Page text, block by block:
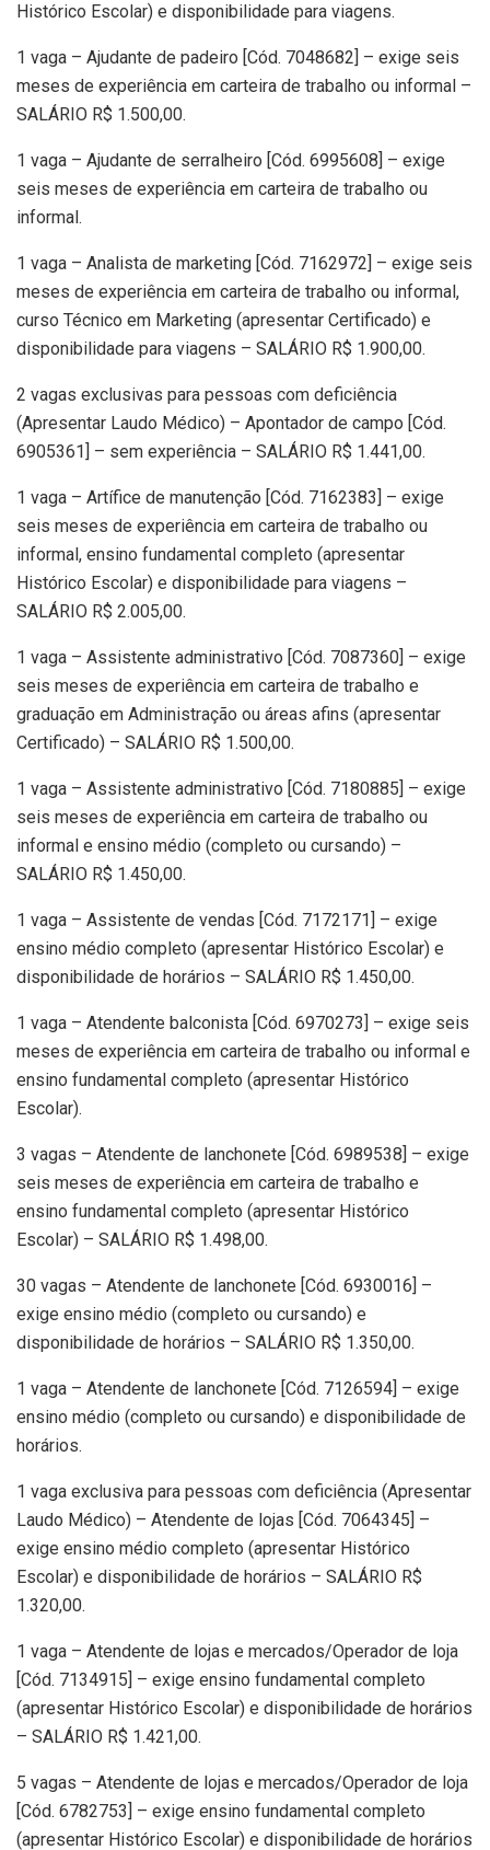
Histórico Escolar) e disponibilidade para viagens.
1 vaga – Ajudante de padeiro [Cód. 7048682] – exige seis
meses de experiência em carteira de trabalho ou informal –
SALÁRIO R$ 1.500,00.
1 vaga – Ajudante de serralheiro [Cód. 6995608] – exige
seis meses de experiência em carteira de trabalho ou
informal.
1 vaga – Analista de marketing [Cód. 7162972] – exige seis
meses de experiência em carteira de trabalho ou informal,
curso Técnico em Marketing (apresentar Certificado) e
disponibilidade para viagens – SALÁRIO R$ 1.900,00.
2 vagas exclusivas para pessoas com deficiência
(Apresentar Laudo Médico) – Apontador de campo [Cód.
6905361] – sem experiência – SALÁRIO R$ 1.441,00.
1 vaga – Artífice de manutenção [Cód. 7162383] – exige
seis meses de experiência em carteira de trabalho ou
informal, ensino fundamental completo (apresentar
Histórico Escolar) e disponibilidade para viagens –
SALÁRIO R$ 2.005,00.
1 vaga – Assistente administrativo [Cód. 7087360] – exige
seis meses de experiência em carteira de trabalho e
graduação em Administração ou áreas afins (apresentar
Certificado) – SALÁRIO R$ 1.500,00.
1 vaga – Assistente administrativo [Cód. 7180885] – exige
seis meses de experiência em carteira de trabalho ou
informal e ensino médio (completo ou cursando) –
SALÁRIO R$ 1.450,00.
1 vaga – Assistente de vendas [Cód. 7172171] – exige
ensino médio completo (apresentar Histórico Escolar) e
disponibilidade de horários – SALÁRIO R$ 1.450,00.
1 vaga – Atendente balconista [Cód. 6970273] – exige seis
meses de experiência em carteira de trabalho ou informal e
ensino fundamental completo (apresentar Histórico
Escolar).
3 vagas – Atendente de lanchonete [Cód. 6989538] – exige
seis meses de experiência em carteira de trabalho e
ensino fundamental completo (apresentar Histórico
Escolar) – SALÁRIO R$ 1.498,00.
30 vagas – Atendente de lanchonete [Cód. 6930016] –
exige ensino médio (completo ou cursando) e
disponibilidade de horários – SALÁRIO R$ 1.350,00.
1 vaga – Atendente de lanchonete [Cód. 7126594] – exige
ensino médio (completo ou cursando) e disponibilidade de
horários.
1 vaga exclusiva para pessoas com deficiência (Apresentar
Laudo Médico) – Atendente de lojas [Cód. 7064345] –
exige ensino médio completo (apresentar Histórico
Escolar) e disponibilidade de horários – SALÁRIO R$
1.320,00.
1 vaga – Atendente de lojas e mercados/Operador de loja
[Cód. 7134915] – exige ensino fundamental completo
(apresentar Histórico Escolar) e disponibilidade de horários
– SALÁRIO R$ 1.421,00.
5 vagas – Atendente de lojas e mercados/Operador de loja
[Cód. 6782753] – exige ensino fundamental completo
(apresentar Histórico Escolar) e disponibilidade de horários